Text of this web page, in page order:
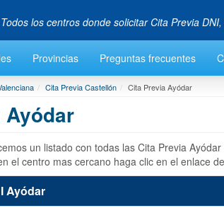
Todos los centros donde solicitar Cita Previa
Provincias Preguntas frecuentes
Cita Previa Castellón Cita Previa Ayódar
Ayódar
un listado con todas las Cita Previa
el centro mas cercano haga clic en el enlace
Ayódar